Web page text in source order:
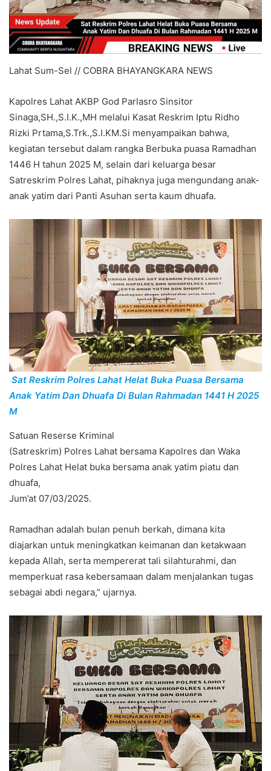
Lahat Sum-Sel // COBRA BHAYANGKARA NEWS
Kapolres Lahat AKBP God Parlasro Sinsitor
Sinaga,SH.,S.I.K.,MH melalui Kasat Reskrim Iptu Ridho
Rizki Prtama,S.Trk.,S.I.KM.Si menyampaikan bahwa,
kegiatan tersebut dalam rangka Berbuka puasa Ramadhan
1446 H tahun 2025 M, selain dari keluarga besar
Satreskrim Polres Lahat, pihaknya juga mengundang anak-
anak yatim dari Panti Asuhan serta kaum dhuafa.
Sat Reskrim Polres Lahat Helat Buka Puasa Bersama
Anak Yatim Dan Dhuafa Di Bulan Rahmadan 1441 H 2025
M
Satuan Reserse Kriminal
(Satreskrim) Polres Lahat bersama Kapolres dan Waka
Polres Lahat Helat buka bersama anak yatim piatu dan
dhuafa,
Jum’at 07/03/2025.
Ramadhan adalah bulan penuh berkah, dimana kita
diajarkan untuk meningkatkan keimanan dan ketakwaan
kepada Allah, serta mempererat tali silahturahmi, dan
memperkuat rasa kebersamaan dalam menjalankan tugas
sebagai abdi negara,” ujarnya.